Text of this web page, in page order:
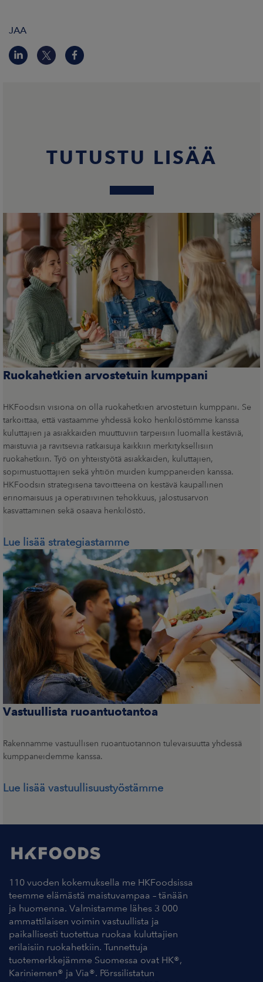
JAA
TUTUSTU LISÄÄ
Ruokahetkien arvostetuin kumppani
HKFoodsin visiona on olla ruokahetkien arvostetuin kumppani. Se
tarkoittaa, että vastaamme yhdessä koko henkilöstömme kanssa
kuluttajien ja asiakkaiden muuttuviin tarpeisiin luomalla kestäviä,
maistuvia ja ravitsevia ratkaisuja kaikkiin merkityksellisiin
ruokahetkiin. Työ on yhteistyötä asiakkaiden, kuluttajien,
sopimustuottajien sekä yhtiön muiden kumppaneiden kanssa.
HKFoodsin strategisena tavoitteena on kestävä kaupallinen
erinomaisuus ja operatiivinen tehokkuus, jalostusarvon
kasvattaminen sekä osaava henkilöstö.
Lue lisää strategiastamme
Vastuullista ruoantuotantoa
Rakennamme vastuullisen ruoantuotannon tulevaisuutta yhdessä
kumppaneidemme kanssa.
Lue lisää vastuullisuustyöstämme
110 vuoden kokemuksella me HKFoodsissa
teemme elämästä maistuvampaa – tänään
ja huomenna. Valmistamme lähes 3 000
ammattilaisen voimin vastuullista ja
paikallisesti tuotettua ruokaa kuluttajien
erilaisiin ruokahetkiin. Tunnettuja
tuotemerkkejämme Suomessa ovat HK®,
Kariniemen® ja Via®. Pörssilistatun